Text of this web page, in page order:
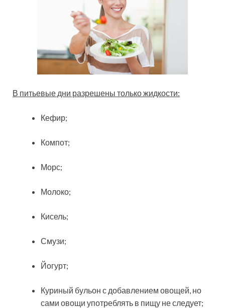
В питьевые дни разрешены только жидкости:
Кефир;
Компот;
Морс;
Молоко;
Кисель;
Смузи;
Йогурт;
Куриный бульон с добавлением овощей, но
сами овощи употреблять в пищу не следует;